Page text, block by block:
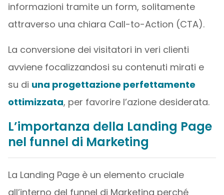
informazioni tramite un form, solitamente
attraverso una chiara Call-to-Action (CTA).
La conversione dei visitatori in veri clienti
avviene focalizzandosi su contenuti mirati e
su di una progettazione perfettamente
ottimizzata, per favorire l’azione desiderata.
L’importanza della Landing Page
nel funnel di Marketing
La Landing Page è un elemento cruciale
all’interno del funnel di Marketing perché